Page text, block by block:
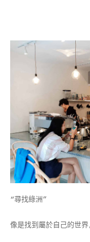
“尋找綠洲”
像是找到屬於自己的世